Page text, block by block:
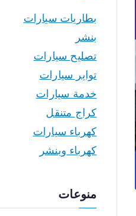
بطاريات سيارات
بنشر
تصليح سيارات
تواير سيارات
خدمة سيارات
كراج متنقل
كهرباء سيارات
كهرباء وبنشر
منوعات